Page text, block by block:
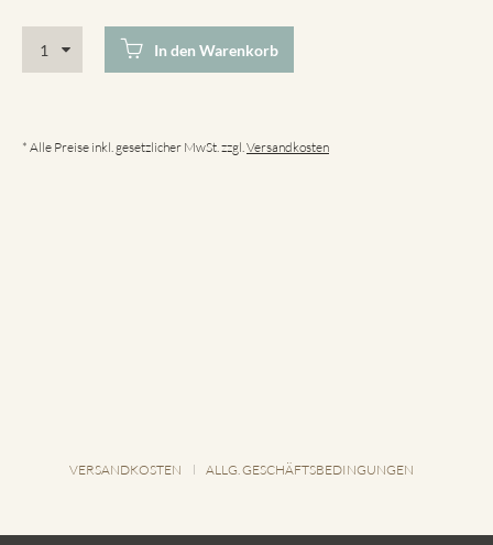
In den Warenkorb
* Alle Preise inkl. gesetzlicher MwSt. zzgl. Versandkosten
VERSANDKOSTEN ALLG. GESCHÄFTSBEDINGUNGEN